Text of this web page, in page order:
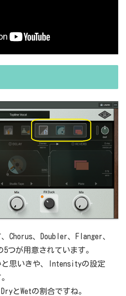
Chorus、Doubler、Flanger、
5つが用意されています。
と思いきや、Intensityの設定
とWetの割合ですね。